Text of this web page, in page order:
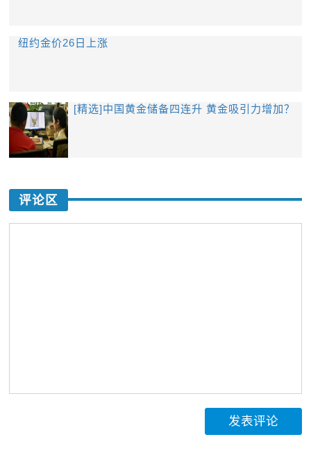
纽约金价26日上涨
[精选]中国黄金储备四连升 黄金吸引力增加？
评论区
发表评论